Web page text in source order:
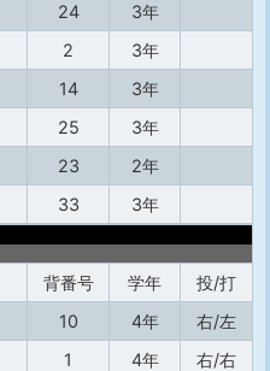
24
3年
2
3年
14
3年
25
3年
23
2年
33
3年
背番号 学年
投/打
10 4年
右/左
1 4年
右/右